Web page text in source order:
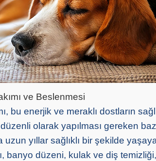
ve Beslenmesi
bu enerjik ve meraklı dostların
olarak yapılması gereken
uzun yıllar sağlıklı bir şekilde
banyo düzeni, kulak ve diş